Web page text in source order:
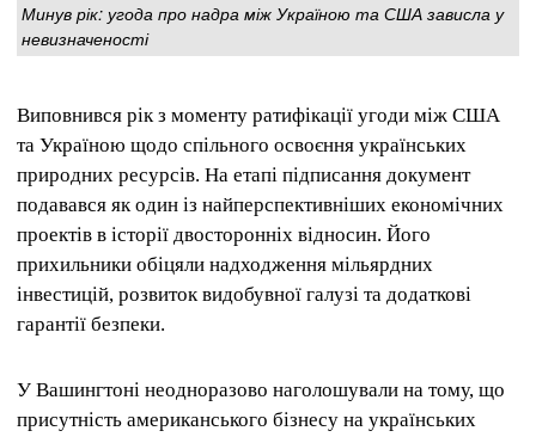
Минув рік: угода про надра між Україною та США зависла у
невизначеності
Виповнився рік з моменту ратифікації угоди між США
та Україною щодо спільного освоєння українських
природних ресурсів. На етапі підписання документ
подавався як один із найперспективніших економічних
проектів в історії двосторонніх відносин. Його
прихильники обіцяли надходження мільярдних
інвестицій, розвиток видобувної галузі та додаткові
гарантії безпеки.
У Вашингтоні неодноразово наголошували на тому, що
присутність американського бізнесу на українських